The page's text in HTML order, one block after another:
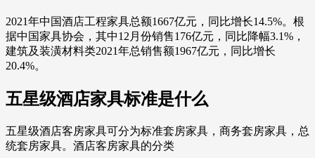
2021年中国酒店工程家具总额1667亿元，同比增长14.5%。根
据中国家具协会，其中12月份销售176亿元，同比降幅3.1%，
建筑及装潢材料类2021年总销售额1967亿元，同比增长
20.4%。
五星级酒店家具标准是什么
五星级酒店客房家具可分为标准套房家具，商务套房家具，总
统套房家具。酒店客房家具的分类